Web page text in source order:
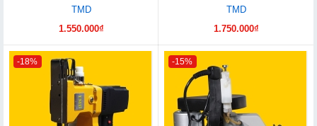
TMD
1.550.000₫
TMD
1.750.000₫
-18% -15%